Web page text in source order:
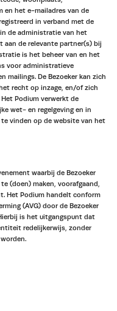
en het e-mailadres van de
in verband met de
de administratie van het
aan de relevante partner(s) bij
is het beheer van en het
voor administratieve
mailings. De Bezoeker kan zich
recht op inzage, en/of zich
Podium verwerkt de
wet- en regelgeving en in
vinden op de website van het
waarbij de Bezoeker
(doen) maken, voorafgaand,
Het Podium handelt conform
(AVG) door de Bezoeker
is het uitgangspunt dat
redelijkerwijs, zonder